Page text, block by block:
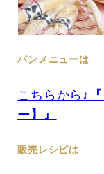
パンメニューは
こちらから♪
ー】』
販売レシピは